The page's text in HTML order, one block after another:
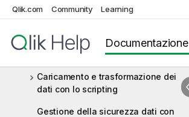
Qlik.com Community Learning
Documentazione
Crea
Caricamento e gestione dei dati con
Gestione dati
Caricamento e trasformazione dei
dati con lo scripting
Gestione della sicurezza dati con